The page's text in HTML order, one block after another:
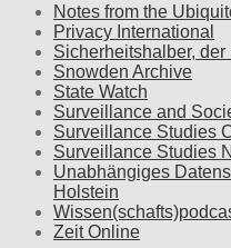
Notes from the
Privacy International
Sicherheitshalber,
Snowden Archive
State Watch
Surveillance and
Surveillance Studies
Surveillance Studies
Unabhängiges
Holstein
Zeit Online